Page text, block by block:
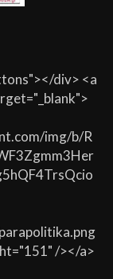
div> <a
img/b/R
/></a>